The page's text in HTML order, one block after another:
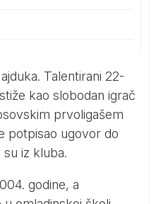
Talentirani 22-
kao slobodan igrač
prvoligašem
potpisao ugovor do
su iz kluba.
godine, a